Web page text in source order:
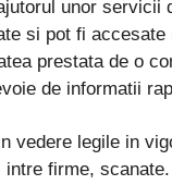
unor servicii
si pot fi
prestata de o
de informatii
vedere legile in
firme,